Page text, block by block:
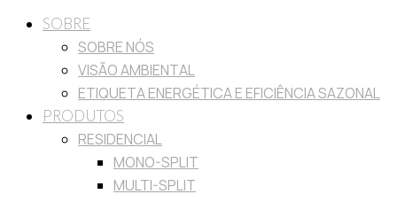
SOBRE
SOBRE NÓS
VISÃO AMBIENTAL
ETIQUETA ENERGÉTICA E EFICIÊNCIA SAZONAL
PRODUTOS
RESIDENCIAL
MONO-SPLIT
MULTI-SPLIT